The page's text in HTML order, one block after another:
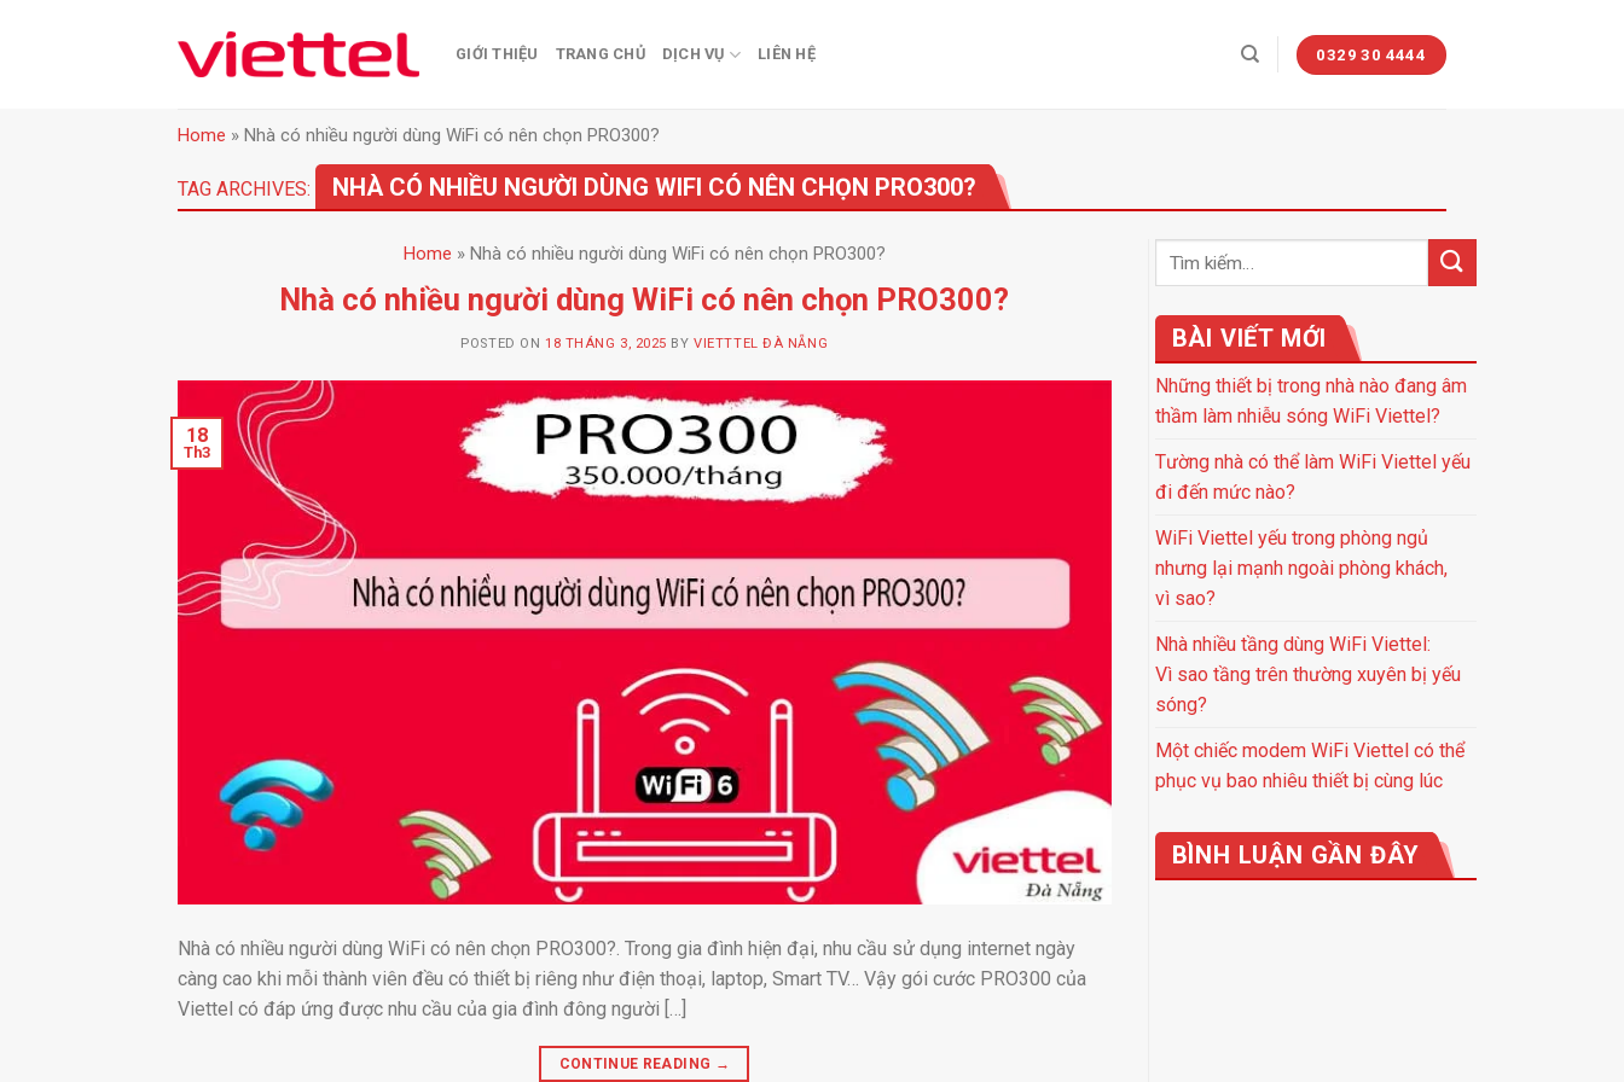
GIỚI THIỆU TRANG CHỦ DỊCH VỤ LIÊN HỆ 0329 30 4444
Home » Nhà có nhiều người dùng WiFi có nên chọn PRO300?
TAG ARCHIVES: NHÀ CÓ NHIỀU NGƯỜI DÙNG WIFI CÓ NÊN CHỌN PRO300?
Home » Nhà có nhiều người dùng WiFi có nên chọn PRO300?
Nhà có nhiều người dùng WiFi có nên chọn PRO300?
POSTED ON 18 THÁNG 3, 2025 BYVIETTTEL ĐÀ NẴNG
18
Th3
Nhà có nhiều người dùng WiFi có nên chọn PRO300?. Trong gia đình hiện đại, nhu cầu sử dụng internet ngày
càng cao khi mỗi thành viên đều có thiết bị riêng như điện thoại, laptop, Smart TV… Vậy gói cước PRO300 của
Viettel có đáp ứng được nhu cầu của gia đình đông người […]
CONTINUE READING →
BÀI VIẾT MỚI
Những thiết bị trong nhà nào đang âm
thầm làm nhiễu sóng WiFi Viettel?
Tường nhà có thể làm WiFi Viettel yếu
đi đến mức nào?
WiFi Viettel yếu trong phòng ngủ
nhưng lại mạnh ngoài phòng khách,
vì sao?
Nhà nhiều tầng dùng WiFi Viettel:
Vì sao tầng trên thường xuyên bị yếu
sóng?
Một chiếc modem WiFi Viettel có thể
phục vụ bao nhiêu thiết bị cùng lúc
BÌNH LUẬN GẦN ĐÂY